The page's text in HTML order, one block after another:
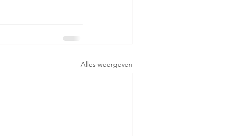
Alles weergeven